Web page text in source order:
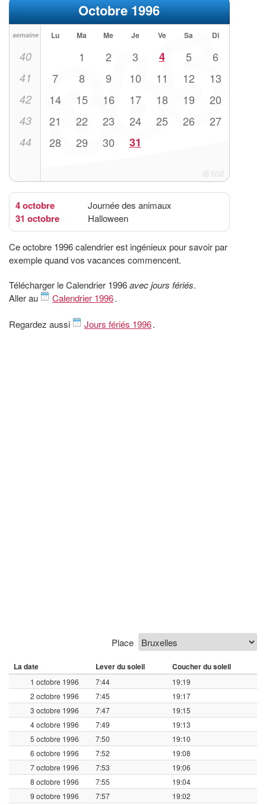
Octobre 1996
semaine Lu Ma Me Je Ve Sa Di
40 1 2 3 4 5 6
41 7 8 9 10 11 12 13
42 14 15 16 17 18 19 20
43 21 22 23 24 25 26 27
44 28 29 30 31
4 octobre Journée des animaux
31 octobre Halloween
Ce octobre 1996 calendrier est ingénieux pour savoir par
exemple quand vos vacances commencent.
Télécharger le Calendrier 1996avec jours fériés.
Aller au
Calendrier 1996.
Regardez aussi Jours fériés 1996.
Place
La date Lever du soleil Coucher du soleil
1 octobre 1996 7:44
19:19
2 octobre 1996
7:45
19:17
3 octobre 1996
7:47
19:15
4 octobre 1996
7:49
19:13
5 octobre 1996
7:50
19:10
6 octobre 1996
7:52
19:08
7 octobre 1996
7:53
19:06
8 octobre 1996
7:55
19:04
9 octobre 1996
7:57 19:02